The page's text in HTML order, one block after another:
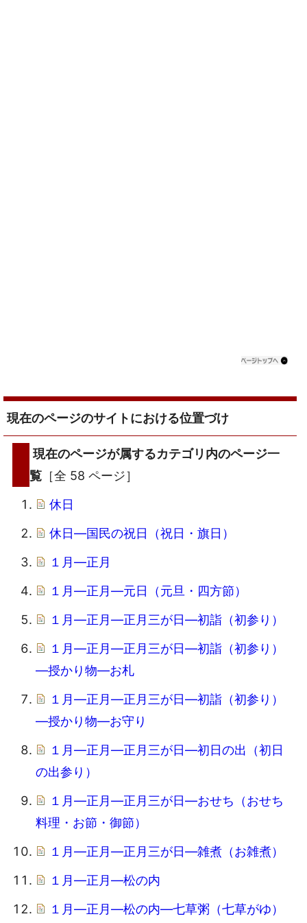
現在のページのサイトにおける位置づけ
現在のページが属するカテゴリ内のページ一
覧 ［全 58 ページ］
休日
休日―国民の祝日（祝日・旗日）
１月―正月
１月―正月―元日（元旦・四方節）
１月―正月―正月三が日―初詣（初参り）
１月―正月―正月三が日―初詣（初参り）
―授かり物―お札
１月―正月―正月三が日―初詣（初参り）
―授かり物―お守り
１月―正月―正月三が日―初日の出（初日
の出参り）
１月―正月―正月三が日―おせち（おせち
料理・お節・御節）
１月―正月―正月三が日―雑煮（お雑煮）
１月―正月―松の内
１月―正月―松の内―七草粥（七草がゆ）